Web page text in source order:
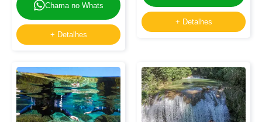
Chama no Whats
+ Detalhes
+ Detalhes